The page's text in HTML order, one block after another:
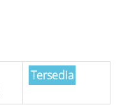
Tersedia